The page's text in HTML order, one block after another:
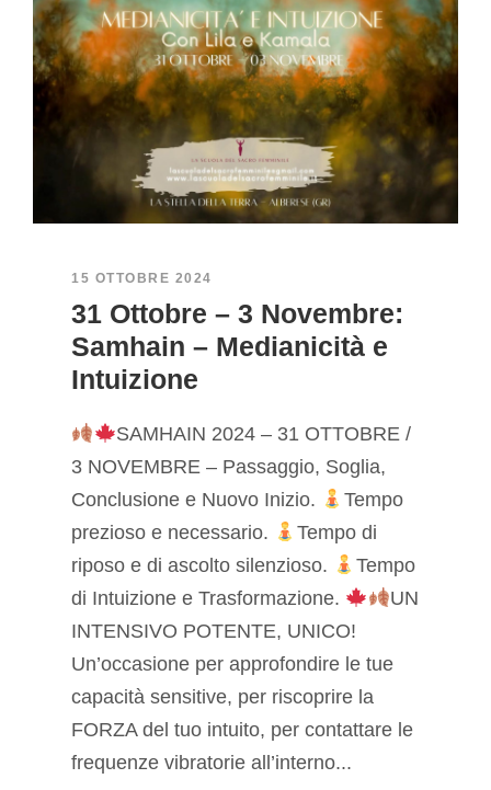
15 OTTOBRE 2024
31 Ottobre – 3 Novembre:
Samhain – Medianicità e
Intuizione
SAMHAIN 2024 – 31 OTTOBRE /
3 NOVEMBRE – Passaggio, Soglia,
Conclusione e Nuovo Inizio.
Tempo
prezioso e necessario.
Tempo di
riposo e di ascolto silenzioso.
Tempo
di Intuizione e Trasformazione.
UN
INTENSIVO POTENTE, UNICO!
Un’occasione per approfondire le tue
capacità sensitive, per riscoprire la
FORZA del tuo intuito, per contattare le
frequenze vibratorie all’interno...